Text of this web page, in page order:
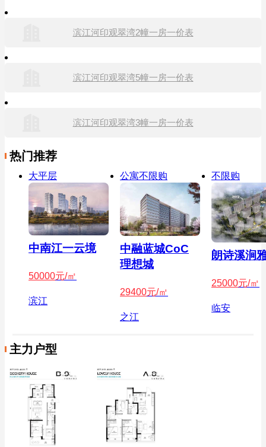
滨江河印观翠湾2幢一房一价表
滨江河印观翠湾5幢一房一价表
滨江河印观翠湾3幢一房一价表
热门推荐
大平层
中南江一云境
50000元/㎡
滨江
公寓不限购
中融蓝城CoC
理想城
29400元/㎡
之江
不限购
朗诗溪涧
25000元/㎡
临安
主力户型